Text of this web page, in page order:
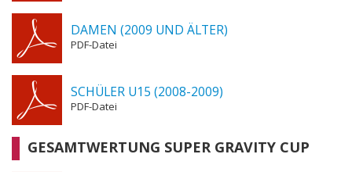
DAMEN (2009 UND ÄLTER)
PDF-Datei
SCHÜLER U15 (2008-2009)
PDF-Datei
GESAMTWERTUNG SUPER GRAVITY CUP